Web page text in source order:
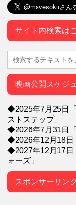
サイト内検索は
映画公開スケジ
◆2025年7月25日
ストステップ」
◆2026年7月31日「
◆2026年12月18日
◆2027年12月17日
ォーズ」
スポンサーリンク